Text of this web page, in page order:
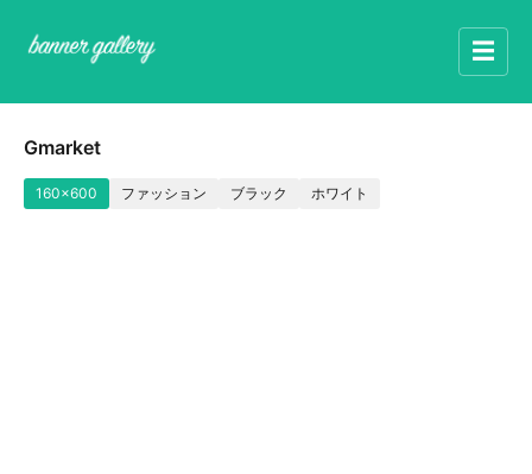
☰
Gmarket
160x600 ファッション ブラック ホワイト